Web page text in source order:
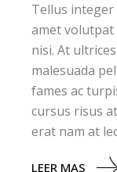
Tellus integer
amet volutpat
nisi. At
malesuada
fames ac
cursus risus
erat nam at
LEER MAS